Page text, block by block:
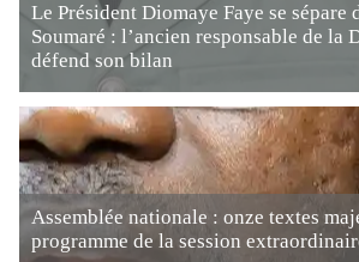
Le Président Diomaye Faye se sépare
Soumaré : l’ancien responsable de la
défend son bilan
Assemblée nationale : onze textes
programme de la session